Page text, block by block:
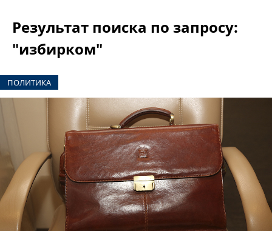
Результат поиска по запросу:
"избирком"
ПОЛИТИКА